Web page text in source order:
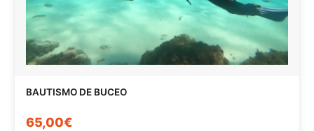
BAUTISMO DE BUCEO
65,00€